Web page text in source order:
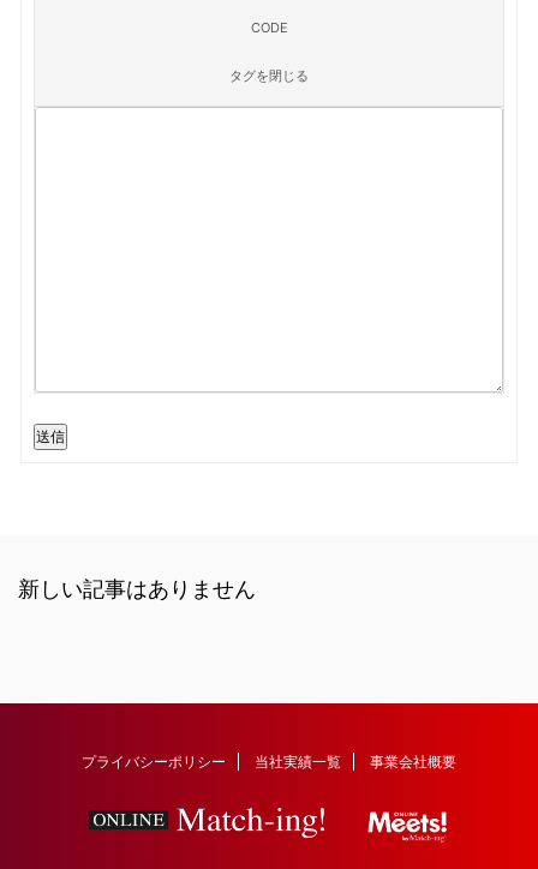
送信
新しい記事はありません
プライバシーポリシー 当社実績一覧 事業会社概要